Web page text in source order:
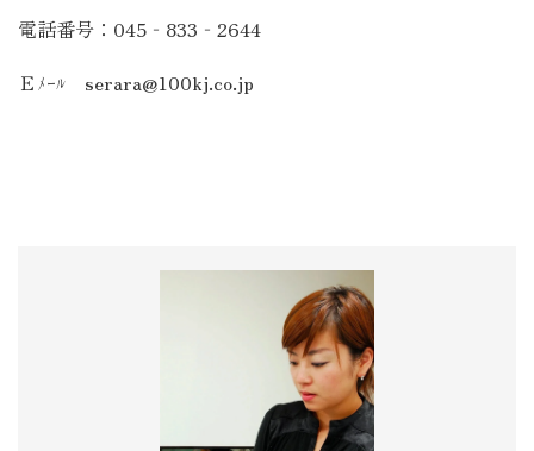
電話番号： 045 ‐ 833 ‐ 2644
Ｅﾒｰﾙ serara@100kj.co.jp